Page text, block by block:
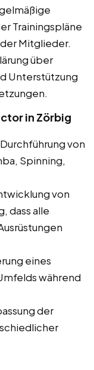
Trainingspläne
Mitglieder.
über
Unterstützung
in Zörbig
Durchführung von
Spinning,
von
dass alle
eines
während
der